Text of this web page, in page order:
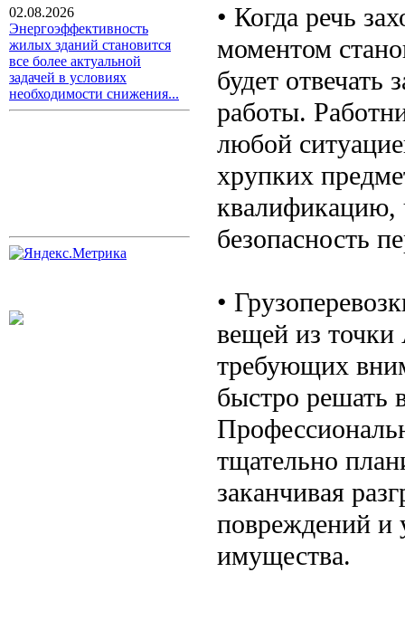
02.08.2026
Энергоэффективность
жилых зданий становится
все более актуальной
задачей в условиях
необходимости снижения...
• Когда речь
моментом
будет отвечать
работы.
любой
хрупких
квалификацию,
безопасность
•
вещей из точки
требующих
быстро решать
тщательно
заканчивая
повреждений и
имущества.